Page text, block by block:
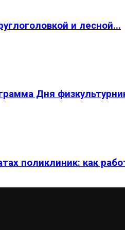
и лесной...
Дня
поликлиник: как